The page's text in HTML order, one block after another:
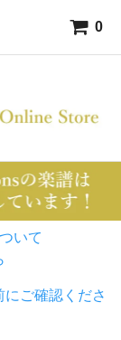
0
いて
ご確認くださ